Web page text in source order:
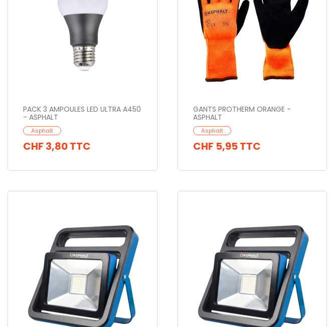
PACK 3 AMPOULES LED ULTRA A450
- ASPHALT
Asphalt
CHF 3,80TTC
GANTS PROTHERM ORANGE -
ASPHALT
Asphalt
CHF 5,95TTC